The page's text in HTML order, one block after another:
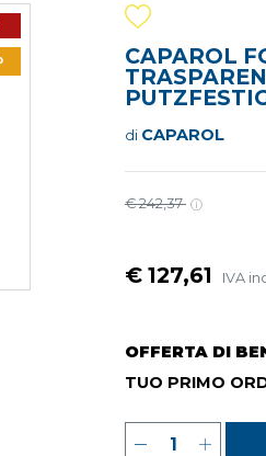
CAPAROL
di CAPAROL
€ 242,37
€ 127,61 IVA
OFFERTA DI
TUO PRIMO